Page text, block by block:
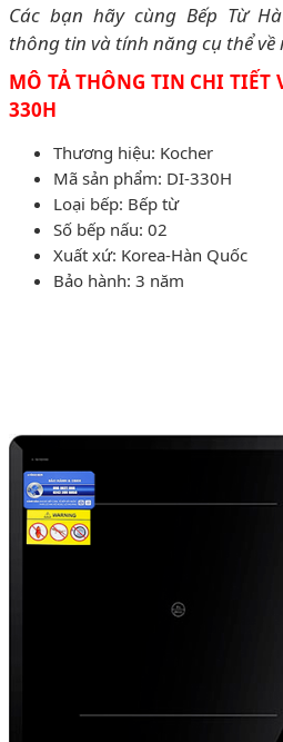
Các bạn hãy cùng Bếp Từ
thông tin và tính năng cụ thể về
MÔ TẢ THÔNG TIN CHI TIẾT
330H
Thương hiệu: Kocher
Mã sản phẩm: DI-330H
Loại bếp: Bếp từ
Số bếp nấu: 02
Xuất xứ: Korea-Hàn Quốc
Bảo hành: 3 năm